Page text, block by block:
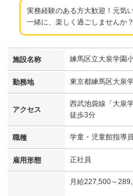
実務経験のある方大歓迎！元気
一緒に、楽しく過ごしませんか？
施設名称 練馬区立大泉学園
勤務地 東京都練馬区大泉
アクセス
西武池袋線「大泉
徒歩3分
職種 学童・児童館指導員
雇用形態 正社員
月給227,500～